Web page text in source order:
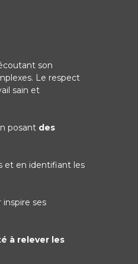
son
Le respect
sain et
posant des
et en identifiant les
ses
à relever les